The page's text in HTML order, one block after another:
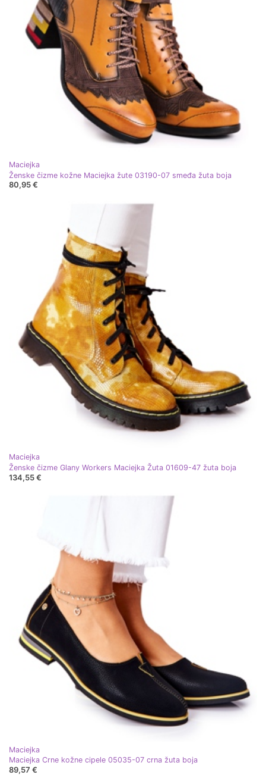
Maciejka
Ženske čizme kožne Maciejka žute 03190-07 smeđa žuta boja
80,95 €
Maciejka
Ženske čizme Glany Workers Maciejka Žuta 01609-47 žuta boja
134,55 €
Maciejka
Maciejka Crne kožne cipele 05035-07 crna žuta boja
89,57 €